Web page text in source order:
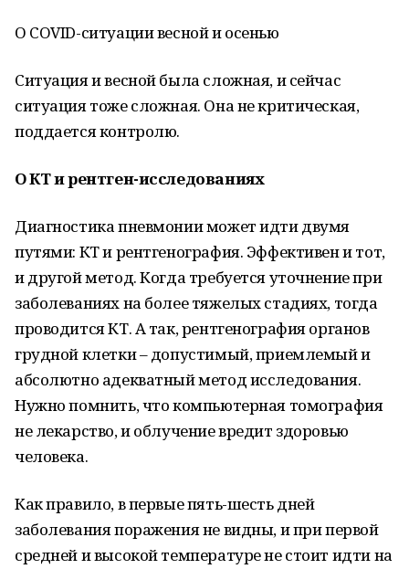
О COVID-ситуации весной и осенью
Ситуация и весной была сложная, и сейчас
ситуация тоже сложная. Она не критическая,
поддается контролю.
О КТ и рентген-исследованиях
Диагностика пневмонии может идти двумя
путями: КТ и рентгенография. Эффективен и тот,
и другой метод. Когда требуется уточнение при
заболеваниях на более тяжелых стадиях, тогда
проводится КТ. А так, рентгенография органов
грудной клетки – допустимый, приемлемый и
абсолютно адекватный метод исследования.
Нужно помнить, что компьютерная томография
не лекарство, и облучение вредит здоровью
человека.
Как правило, в первые пять-шесть дней
заболевания поражения не видны, и при первой
средней и высокой температуре не стоит идти на